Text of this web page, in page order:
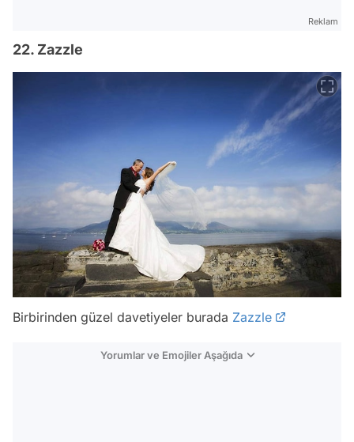
Reklam
22. Zazzle
Birbirinden güzel davetiyeler burada Zazzle
Yorumlar ve Emojiler Aşağıda